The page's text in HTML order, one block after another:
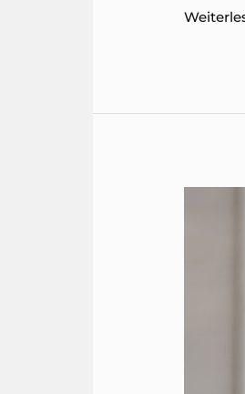
schaffen